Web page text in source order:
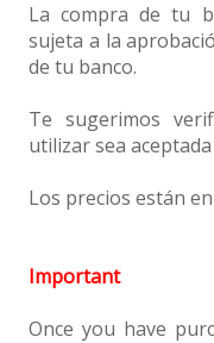
La compra de tu
sujeta a la
de tu banco.
Te sugerimos
utilizar sea
Los precios están
Important
Once you have